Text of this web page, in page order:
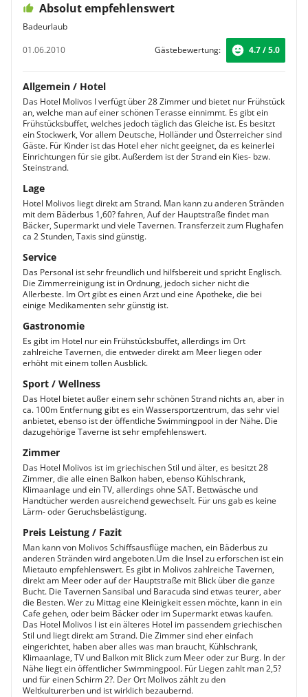
Absolut empfehlenswert
Badeurlaub
01.06.2010
Gästebewertung: 4.7 / 5.0
Allgemein / Hotel
Das Hotel Molivos I verfügt über 28 Zimmer und bietet nur Frühstück
an, welche man auf einer schönen Terasse einnimmt. Es gibt ein
Frühstücksbuffet, welches jedoch täglich das Gleiche ist. Es besitzt
ein Stockwerk, Vor allem Deutsche, Holländer und Österreicher sind
Gäste. Für Kinder ist das Hotel eher nicht geeignet, da es keinerlei
Einrichtungen für sie gibt. Außerdem ist der Strand ein Kies- bzw.
Steinstrand.
Lage
Hotel Molivos liegt direkt am Strand. Man kann zu anderen Stränden
mit dem Bäderbus 1,60? fahren, Auf der Hauptstraße findet man
Bäcker, Supermarkt und viele Tavernen. Transferzeit zum Flughafen
ca 2 Stunden, Taxis sind günstig.
Service
Das Personal ist sehr freundlich und hilfsbereit und spricht Englisch.
Die Zimmerreinigung ist in Ordnung, jedoch sicher nicht die
Allerbeste. Im Ort gibt es einen Arzt und eine Apotheke, die bei
einige Medikamenten sehr günstig ist.
Gastronomie
Es gibt im Hotel nur ein Frühstücksbuffet, allerdings im Ort
zahlreiche Tavernen, die entweder direkt am Meer liegen oder
erhöht mit einem tollen Ausblick.
Sport / Wellness
Das Hotel bietet außer einem sehr schönen Strand nichts an, aber in
ca. 100m Entfernung gibt es ein Wassersportzentrum, das sehr viel
anbietet, ebenso ist der öffentliche Swimmingpool in der Nähe. Die
dazugehörige Taverne ist sehr empfehlenswert.
Zimmer
Das Hotel Molivos ist im griechischen Stil und älter, es besitzt 28
Zimmer, die alle einen Balkon haben, ebenso Kühlschrank,
Klimaanlage und ein TV, allerdings ohne SAT. Bettwäsche und
Handtücher werden ausreichend gewechselt. Für uns gab es keine
Lärm- oder Geruchsbelästigung.
Preis Leistung / Fazit
Man kann von Molivos Schiffsausflüge machen, ein Bäderbus zu
anderen Stränden wird angeboten.Um die Insel zu erforschen ist ein
Mietauto empfehlenswert. Es gibt in Molivos zahlreiche Tavernen,
direkt am Meer oder auf der Hauptstraße mit Blick über die ganze
Bucht. Die Tavernen Sansibal und Baracuda sind etwas teurer, aber
die Besten. Wer zu Mittag eine Kleinigkeit essen möchte, kann in ein
Cafe gehen, oder beim Bäcker oder im Supermarkt etwas kaufen.
Das Hotel Molivos I ist ein älteres Hotel im passendem griechischen
Stil und liegt direkt am Strand. Die Zimmer sind eher einfach
eingerichtet, haben aber alles was man braucht, Kühlschrank,
Klimaanlage, TV und Balkon mit Blick zum Meer oder zur Burg. In der
Nähe liegt ein öffentlicher Swimmingpool. Für Liegen zahlt man 2,5?
und für einen Schirm 2?. Der Ort Molivos zählt zu den
Weltkulturerben und ist wirklich bezaubernd.